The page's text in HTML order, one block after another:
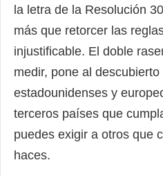
la letra de la Resolución
más que retorcer las
injustificable. El doble
medir, pone al
estadounidenses y
terceros países que
puedes exigir a otros que
haces.